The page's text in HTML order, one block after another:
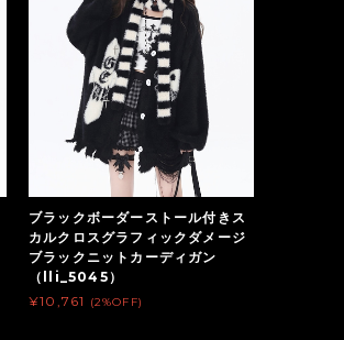
ブラックボーダーストール付きス
カルクロスグラフィックダメージ
ブラックニットカーディガン
（lli_5045）
¥10,761
(2%OFF)